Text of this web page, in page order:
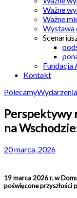
Ważne
Ważne
Wystawa
Fundacja
Kontakt
PolecamyWydarzenia
Perspektywy
na
20 marca, 2026
19 marca 2026 r. w
poświęcone przyszłości